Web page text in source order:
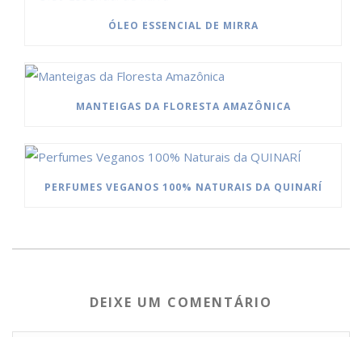
ÓLEO ESSENCIAL DE MIRRA
MANTEIGAS DA FLORESTA AMAZÔNICA
PERFUMES VEGANOS 100% NATURAIS DA QUINARÍ
DEIXE UM COMENTÁRIO